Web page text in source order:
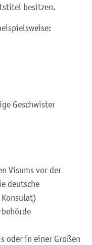
besitzen.
Geschwister
Visums vor der
deutsche
oder in einer Großen